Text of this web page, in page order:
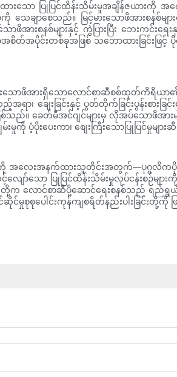
ထားသော ပြုပြင်ထိန်းသိမ်းမှုအချိန်ဇယား
ေချာစေသည်။ မြင့်မားသောဖိအားစနစ်မျ
ဖိအားစနစ်များနှင့် ကွဲပြားပြီး ဘေးက
တ်အပိုင်းတစ်ခုအဖြစ် သဘောထားခြင်းဖြင့်
ားသောဖိအားရှိသောလောင်စာဆီစစ်ထုတ်ကိရိ
အရာ၊ ချေးခြင်းနှင့် ပွတ်တိုက်ခြင်းပွန်
ည်။ ခေတ်မီအင်ဂျင်များမှ လိုအပ်သောဖိအား
းမှုကို ပံ့ပိုးပေးကာ၊ စျေးကြီးသောပြုပြင်မှု
လေးအနက်ထားသူတိုင်းအတွက်—ပုဂ္ဂလိကပိုင်
လျော်သော ပြုပြင်ထိန်းသိမ်းမှုလုပ်ငန်းစဉ်မျ
တို့က လောင်စာဆီပို့ဆောင်ရေးစနစ်သည် ရည်ရွ
င်မှုစုစုပေါင်းကုန်ကျစရိတ်နည်းပါးခြင်းတို့ကို ဖ